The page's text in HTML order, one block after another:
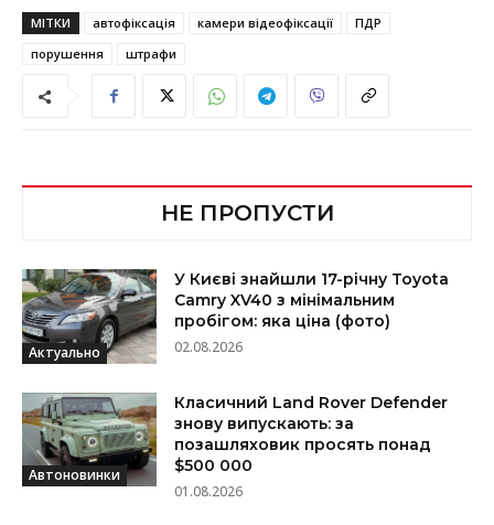
МІТКИ автофіксація камери відеофіксації
ПДР
порушення
штрафи
НЕ ПРОПУСТИ
Актуально
У Києві знайшли 17-річну Toyota
Camry XV40 з мінімальним
пробігом: яка ціна (фото)
02.08.2026
Автоновинки
Класичний Land Rover Defender
знову випускають: за
позашляховик просять понад
$500 000
01.08.2026